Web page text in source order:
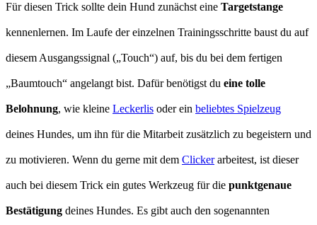
Für diesen Trick sollte dein Hund zunächst eine Targetstange
kennenlernen. Im Laufe der einzelnen Trainingsschritte baust du auf
diesem Ausgangssignal („Touch“) auf, bis du bei dem fertigen
„Baumtouch“ angelangt bist. Dafür benötigst du eine tolle
Belohnung, wie kleine Leckerlis oder ein beliebtes Spielzeug
deines Hundes, um ihn für die Mitarbeit zusätzlich zu begeistern und
zu motivieren. Wenn du gerne mit dem Clickerarbeitest, ist dieser
auch bei diesem Trick ein gutes Werkzeug für die punktgenaue
Bestätigung deines Hundes. Es gibt auch den sogenannten